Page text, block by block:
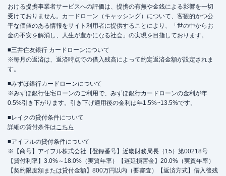
おける提携事業者サービスへの評価は、提携の有無や金銭による影響を一切
受けておりません。カードローン（キャッシング）について、客観的かつ公
平な価値のある情報をサイト利用者に提供することにより、「世の中からお
金の不安を解消し、人生が豊かになる社会」の実現を目指しております。
■三井住友銀行 カードローンについて
※毎月の返済は、返済時点での借入残高によって約定返済金額が設定されま
す。
■みずほ銀行カードローンについて
※みずほ銀行住宅ローンのご利用で、みずほ銀行カードローンの金利が年
0.5%引き下がります。引き下げ適用後の金利は年1.5%~13.5%です。
■レイクの貸付条件について
詳細の貸付条件はこちら
■アイフルの貸付条件について
※【商号】アイフル株式会社【登録番号】近畿財務局長（15）第00218号
【貸付利率】3.0%～18.0%（実質年率）【遅延損害金】20.0%（実質年率）
【契約限度額または貸付金額】800万円以内（要審査）【返済方式】借入後残